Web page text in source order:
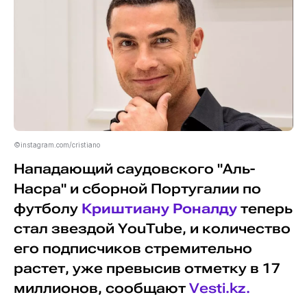
©instagram.com/cristiano
Нападающий саудовского "Аль-
Насра" и сборной Португалии по
футболу Криштиану Роналдутеперь
стал звездой YouTube, и количество
его подписчиков стремительно
растет, уже превысив отметку в 17
миллионов, сообщают Vesti.kz.